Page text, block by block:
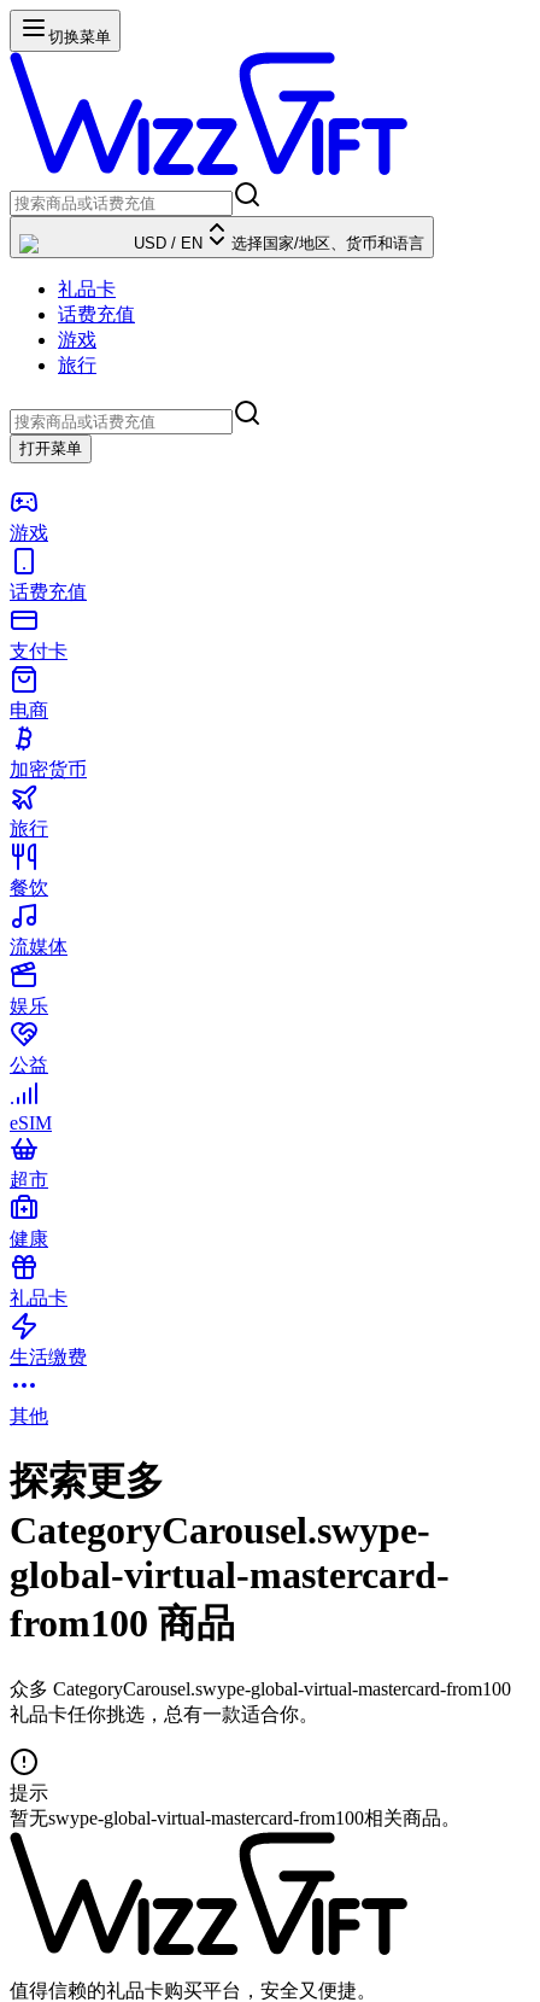
切换菜单
USD / EN 选择国家/地区、货币和语言
礼品卡
话费充值
游戏
旅行
打开菜单
游戏
话费充值
支付卡
电商
加密货币
旅行
餐饮
流媒体
娱乐
公益
eSIM
超市
健康
礼品卡
生活缴费
其他
探索更多
CategoryCarousel.swype-
global-virtual-mastercard-
from100 商品
众多 CategoryCarousel.swype-global-virtual-mastercard-from100
礼品卡任你挑选，总有一款适合你。
提示
暂无swype-global-virtual-mastercard-from100相关商品。
值得信赖的礼品卡购买平台，安全又便捷。